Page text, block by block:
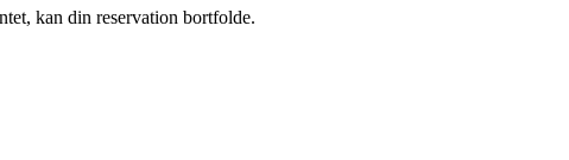
kan din reservation bortfolde.